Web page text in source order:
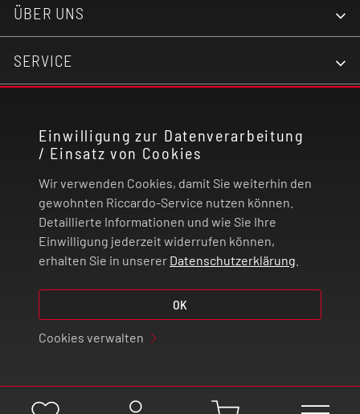
Einwilligung zur Datenverarbeitung
/ Einsatz von Cookies
Wir verwenden Cookies, damit Sie weiterhin den
gewohnten Riccardo-Service nutzen können.
Detaillierte Informationen und wie Sie Ihre
Einwilligung jederzeit widerrufen können,
erhalten Sie in unserer Datenschutzerklärung
OK
Cookies verwalten
ÜBER UNS
SERVICE
RECHTLICHES
ZAHLUNG UND VERSAND
VERTRAG WIDERRUFEN
© 2026 | Riccardo Onlinestore GmbH